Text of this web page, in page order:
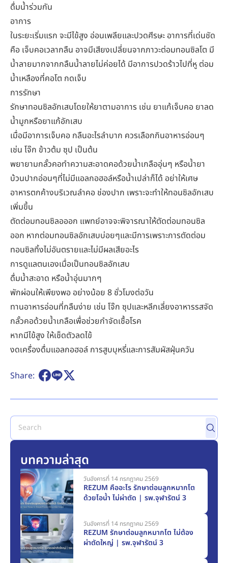
ดื่มน้ำร่วมกัน
อาการ
ในระยะเริ่มแรก จะมีไข้สูง อ่อนเพลียและปวดศีรษะ อาการที่เด่นชัด
คือ เจ็บคอเวลากลืน อาจมีเสียงเปลี่ยนจากภาวะต่อมทอนซิลโต มี
น้ำลายมากจากกลืนน้ำลายไม่ค่อยได้ มีอาการปวดร้าวไปที่หู ต่อม
น้ำเหลืองที่คอโต กดเจ็บ
การรักษา
รักษาทอนซิลอักเสบโดยให้ยาตามอาการ เช่น ยาแก้เจ็บคอ ยาลด
น้ำมูกหรือยาแก้อักเสบ
เมื่อมีอาการเจ็บคอ กลืนอะไรลำบาก ควรเลือกกินอาหารอ่อนๆ
เช่น โจ๊ก ข้าวต้ม ซุป เป็นต้น
พยายามกลั้วคอทำความสะอาดคอด้วยน้ำเกลืออุ่นๆ หรือน้ำยา
บ้วนปากอ่อนๆที่ไม่มีแอลกอฮอล์หรือน้ำเปล่าก็ได้ อย่าให้เศษ
อาหารตกค้างบริเวณลำคอ ช่องปาก เพราะจะทำให้ทอนซิลอักเสบ
เพิ่มขึ้น
ตัดต่อมทอนซิลอออก แพทย์อาจจะพิจารณาให้ตัดต่อมทอนซิล
ออก หากต่อมทอนซิลอักเสบบ่อยๆและมีการเพราะการตัดต่อม
ทอนซิลทิ้งไม่อันตรายและไม่มีผลเสียอะไร
การดูแลตนเองเมื่อเป็นทอนซิลอักเสบ
ดื่มน้ำสะอาด หรือน้ำอุ่นมากๆ
พักผ่อนให้เพียงพอ อย่างน้อย 8 ชั่วโมงต่อวัน
ทานอาหารอ่อนที่กลืนง่าย เช่น โจ๊ก ซุปและหลีกเลี่ยงอาหารรสจัด
กลั้วคอด้วยน้ำเกลือเพื่อช่วยกำจัดเชื้อโรค
หากมีไข้สูง ให้เช็ดตัวลดไข้
งดเครื่องดื่มแอลกอฮอล์ การสูบบุหรี่และการสัมผัสฝุ่นควัน
Share:
บทความล่าสุด
วันอังคารที่ 14 กรกฎาคม 2569
REZUM คืออะไร รักษาต่อมลูกหมากโต
ด้วยไอน้ำ ไม่ผ่าตัด | รพ.จุฬารัตน์ 3
วันอังคารที่ 14 กรกฎาคม 2569
REZUM รักษาต่อมลูกหมากโต ไม่ต้อง
ผ่าตัดใหญ่ | รพ.จุฬารัตน์ 3